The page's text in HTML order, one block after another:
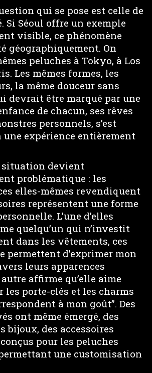
qui se pose est celle de
Si Séoul offre un exemple
visible, ce phénomène
géographiquement. On
peluches à Tokyo, à Los
Les mêmes formes, les
la même douceur sans
devrait être marqué par une
de chacun, ses rêves
personnels, s’est
une expérience entièrement
situation devient
problématique : les
elles-mêmes revendiquent
représentent une forme
L’une d’elles
quelqu’un qui n’investit
dans les vêtements, ces
permettent d’exprimer mon
leurs apparences
affirme qu’elle aime
les porte-clés et les charms
à mon goût”. Des
ont même émergé, des
bijoux, des accessoires
pour les peluches
une customisation